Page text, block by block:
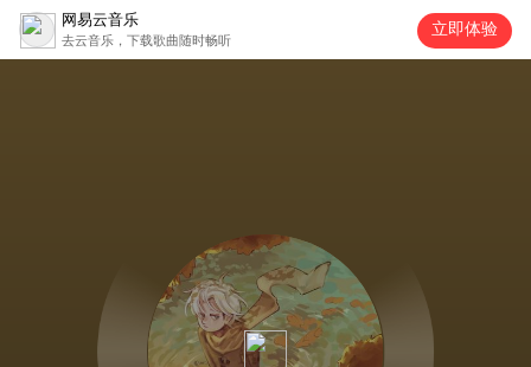
网易云音乐
去云音乐，下载歌曲随时畅听
立即体验